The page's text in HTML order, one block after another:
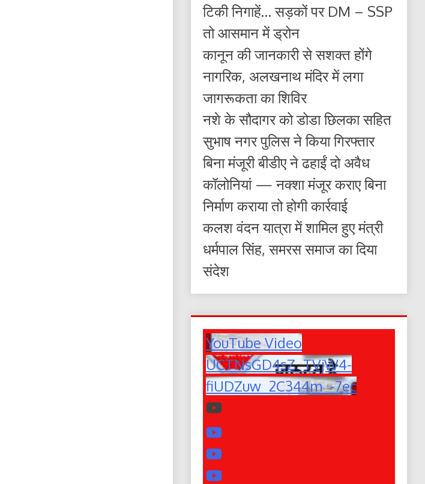
टिकी निगाहें… सड़कों पर DM – SSP
तो आसमान में ड्रोन
कानून की जानकारी से सशक्त होंगे
नागरिक, अलखनाथ मंदिर में लगा
जागरूकता का शिविर
नशे के सौदागर को डोडा छिलका सहित
सुभाष नगर पुलिस ने किया गिरफ्तार
बिना मंजूरी बीडीए ने ढहाईं दो अवैध
कॉलोनियां — नक्शा मंजूर कराए बिना
निर्माण कराया तो होगी कार्रवाई
कलश वंदन यात्रा में शामिल हुए मंत्री
धर्मपाल सिंह, समरस समाज का दिया
संदेश
YouTube Video
UCTNsGD4sZ_TVjW4-
fiUDZuw_2C344m_-7ec